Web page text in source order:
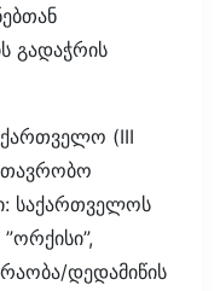
გადაჭრის
(III
საქართველოს
დედამიწის